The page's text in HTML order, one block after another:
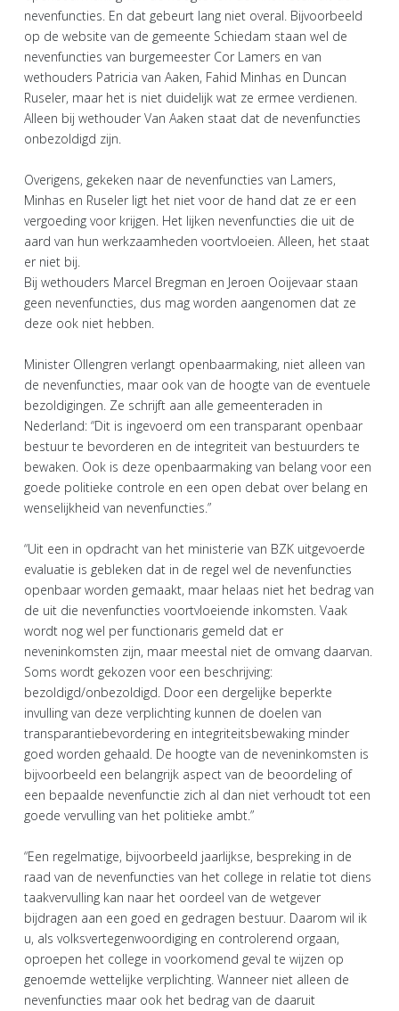
nevenfuncties. En dat gebeurt lang niet overal. Bijvoorbeeld
op de website van de gemeente Schiedam staan wel de
nevenfuncties van burgemeester Cor Lamers en van
wethouders Patricia van Aaken, Fahid Minhas en Duncan
Ruseler, maar het is niet duidelijk wat ze ermee verdienen.
Alleen bij wethouder Van Aaken staat dat de nevenfuncties
onbezoldigd zijn.
Overigens, gekeken naar de nevenfuncties van Lamers,
Minhas en Ruseler ligt het niet voor de hand dat ze er een
vergoeding voor krijgen. Het lijken nevenfuncties die uit de
aard van hun werkzaamheden voortvloeien. Alleen, het staat
er niet bij.
Bij wethouders Marcel Bregman en Jeroen Ooijevaar staan
geen nevenfuncties, dus mag worden aangenomen dat ze
deze ook niet hebben.
Minister Ollengren verlangt openbaarmaking, niet alleen van
de nevenfuncties, maar ook van de hoogte van de eventuele
bezoldigingen. Ze schrijft aan alle gemeenteraden in
Nederland: “Dit is ingevoerd om een transparant openbaar
bestuur te bevorderen en de integriteit van bestuurders te
bewaken. Ook is deze openbaarmaking van belang voor een
goede politieke controle en een open debat over belang en
wenselijkheid van nevenfuncties.”
“Uit een in opdracht van het ministerie van BZK uitgevoerde
evaluatie is gebleken dat in de regel wel de nevenfuncties
openbaar worden gemaakt, maar helaas niet het bedrag van
de uit die nevenfuncties voortvloeiende inkomsten. Vaak
wordt nog wel per functionaris gemeld dat er
neveninkomsten zijn, maar meestal niet de omvang daarvan.
Soms wordt gekozen voor een beschrijving:
bezoldigd/onbezoldigd. Door een dergelijke beperkte
invulling van deze verplichting kunnen de doelen van
transparantiebevordering en integriteitsbewaking minder
goed worden gehaald. De hoogte van de neveninkomsten is
bijvoorbeeld een belangrijk aspect van de beoordeling of
een bepaalde nevenfunctie zich al dan niet verhoudt tot een
goede vervulling van het politieke ambt.”
“Een regelmatige, bijvoorbeeld jaarlijkse, bespreking in de
raad van de nevenfuncties van het college in relatie tot diens
taakvervulling kan naar het oordeel van de wetgever
bijdragen aan een goed en gedragen bestuur. Daarom wil ik
u, als volksvertegenwoordiging en controlerend orgaan,
oproepen het college in voorkomend geval te wijzen op
genoemde wettelijke verplichting. Wanneer niet alleen de
nevenfuncties maar ook het bedrag van de daaruit